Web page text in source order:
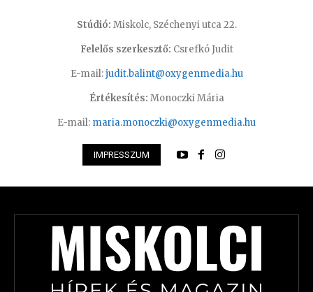
Stúdió: Miskolc, Széchenyi utca 22.
Felelős szerkesztő: Csrefkó Judit
E-mail:judit.balint@oxygenmedia.hu
Értékesítés: Monoczki Mária
E-mail: maria.monoczki@oxygenmedia.hu
IMPRESSZUM